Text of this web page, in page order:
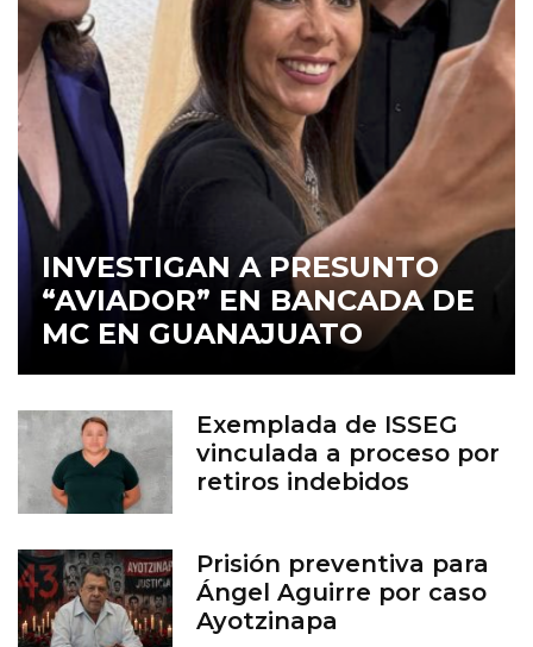
INVESTIGAN A PRESUNTO
“AVIADOR” EN BANCADA DE
MC EN GUANAJUATO
Exemplada de ISSEG
vinculada a proceso por
retiros indebidos
Prisión preventiva para
Ángel Aguirre por caso
Ayotzinapa